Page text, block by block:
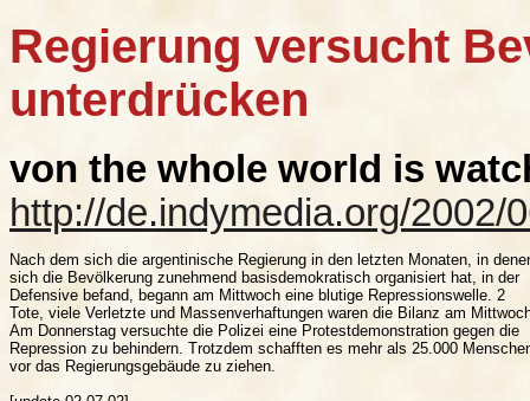
Regierung versucht
unterdrücken
von the whole world is
http://de.indymedia.org/2002/
Nach dem sich die argentinische Regierung in den letzten Monaten, in
sich die Bevölkerung zunehmend basisdemokratisch organisiert hat, in der
Defensive befand, begann am Mittwoch eine blutige Repressionswelle. 2
Tote, viele Verletzte und Massenverhaftungen waren die Bilanz am
Am Donnerstag versuchte die Polizei eine Protestdemonstration gegen die
Repression zu behindern. Trotzdem schafften es mehr als 25.000
vor das Regierungsgebäude zu ziehen.